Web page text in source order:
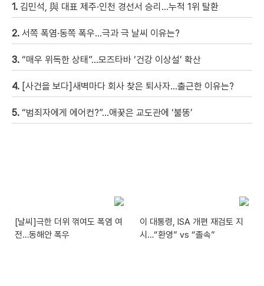
1. 김민석, 與 대표 제주·인천 경선서 승리…누적 1위 탈환
2. 서쪽 폭염·동쪽 폭우…극과 극 날씨 이유는?
3. “매우 위독한 상태”…모즈타바 ‘건강 이상설’ 확산
4. [사건을 보다]새벽마다 회사 찾은 퇴사자…출근한 이유는?
5. “범죄자에게 에어컨?”…애꿎은 교도관에 ‘불똥’
[날씨]극한 더위 꺾여도 폭염 여
전…동해안 폭우
이 대통령, ISA 개편 재검토 지
시…“환영” vs “졸속”